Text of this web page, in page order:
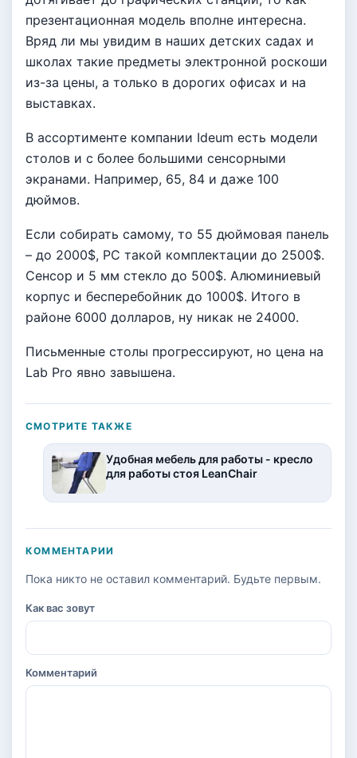
презентационная модель вполне интересна.
Вряд ли мы увидим в наших детских садах и
школах такие предметы электронной роскоши
из-за цены, а только в дорогих офисах и на
выставках.
В ассортименте компании Ideum есть модели
столов и с более большими сенсорными
экранами. Например, 65, 84 и даже 100
дюймов.
Если собирать самому, то 55 дюймовая панель
– до 2000$, PC такой комплектации до 2500$.
Сенсор и 5 мм стекло до 500$. Алюминиевый
корпус и бесперебойник до 1000$. Итого в
районе 6000 долларов, ну никак не 24000.
Письменные столы прогрессируют, но цена на
Lab Pro явно завышена.
СМОТРИТЕ ТАКЖЕ
Удобная мебель для работы - кресло
для работы стоя LeanChair
КОММЕНТАРИИ
Пока никто не оставил комментарий. Будьте первым.
Как вас зовут
Комментарий